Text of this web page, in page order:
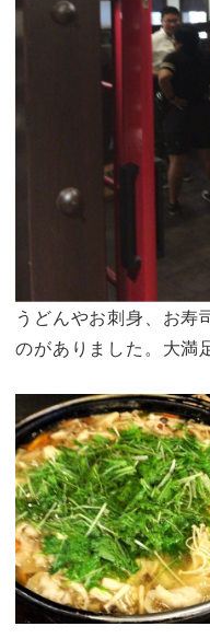
うどんやお刺身、お寿
のがありました。大満